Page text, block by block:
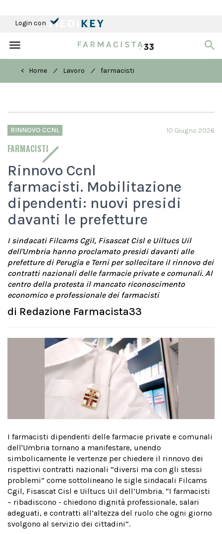
Login con
Toggle
< Home
/ Lavoro / farmacisti
RINNOVO CCNL
FARMACISTI
10 Giugno 2026
Rinnovo Ccnl
farmacisti. Mobilitazione
dipendenti: nuovi presidi
davanti le prefetture
I sindacati Filcams Cgil, Fisascat Cisl e Uiltucs Uil
dell'Umbria hanno proclamato presidi davanti alle
prefetture di Perugia e Terni per sollecitare il rinnovo dei
contratti nazionali delle farmacie private e comunali. Al
centro della protesta il mancato riconoscimento
economico e professionale dei farmacisti
di Redazione Farmacista33
I farmacisti dipendenti delle farmacie private e comunali
dell'Umbria tornano a manifestare, unendo
simbolicamente le vertenze per chiedere il rinnovo dei
rispettivi contratti nazionali “diversi ma con gli stessi
problemi” come sottolineano le sigle sindacali Filcams
Cgil, Fisascat Cisl e Uiltucs Uil dell’Umbria. “I farmacisti
– ribadiscono - chiedono dignità professionale, salari
adeguati, e contratti all’altezza del ruolo che ogni giorno
svolgono al servizio dei cittadini”.